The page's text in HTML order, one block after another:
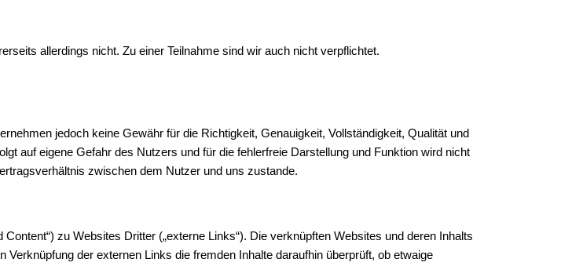
allerdings nicht. Zu einer Teilnahme sind wir auch nicht verpflichtet.
jedoch keine Gewähr für die Richtigkeit, Genauigkeit, Vollständigkeit, Qualität und
auf eigene Gefahr des Nutzers und für die fehlerfreie Darstellung und Funktion wird nicht
zwischen dem Nutzer und uns zustande.
zu Websites Dritter („externe Links“). Die verknüpften Websites und deren Inhalts
der externen Links die fremden Inhalte daraufhin überprüft, ob etwaige